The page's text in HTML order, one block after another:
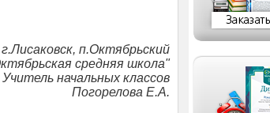
п.Октябрьский
средняя школа"
Учитель начальных классов
Погорелова Е.А.